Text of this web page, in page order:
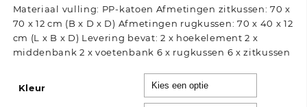
Materiaal vulling: PP-katoen Afmetingen zitkussen: 70 x
70 x 12 cm (B x D x D) Afmetingen rugkussen: 70 x 40 x 12
cm (L x B x D) Levering bevat: 2 x hoekelement 2 x
middenbank 2 x voetenbank 6 x rugkussen 6 x zitkussen
Kleur